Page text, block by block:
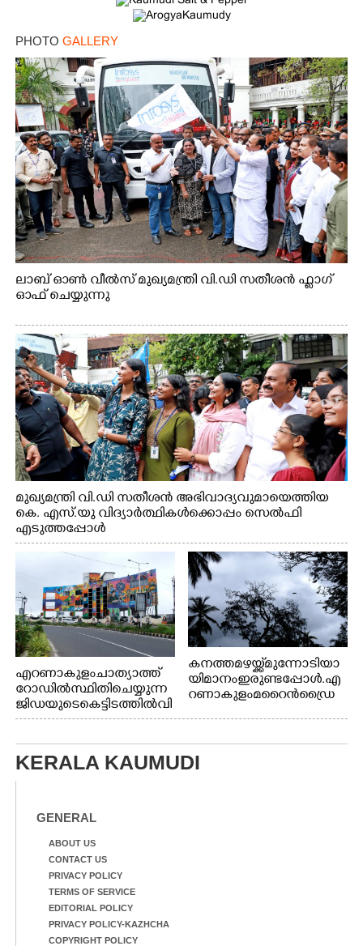
PHOTO GALLERY
ലാബ് ഓൺ വീൽസ് മുഖ്യമന്ത്രി വി.ഡി സതീശൻ ഫ്ലാഗ്
ഓഫ് ചെയ്യുന്നു
മുഖ്യമന്ത്രി വി.ഡി സതീശൻ അഭിവാദ്യവുമായെത്തിയ
കെ. എസ്.യു വിദ്യാർത്ഥികൾക്കൊപ്പം സെൽഫി
എടുത്തപ്പോൾ
എറണാകുളം ചാത്യാത്ത്
റോഡിൽ സ്ഥിതി ചെയ്യുന്ന
ജിഡയുടെ കെട്ടിടത്തിൽ വി
വിധ മേഖലകളിൽ പ്രാഗ
ചുവരിൽ പതിപ്പിച്ചപ്പോൾ
കനത്ത മഴയ്ക്ക് മുന്നോടിയാ
യി മാനം ഇരുണ്ടപ്പോൾ. എ
റണാകുളം മറൈൻഡ്രൈ
KERALA KAUMUDI
GENERAL
ABOUT US
CONTACT US
PRIVACY POLICY
TERMS OF SERVICE
EDITORIAL POLICY
PRIVACY POLICY-KAZHCHA
COPYRIGHT POLICY
Copy Link